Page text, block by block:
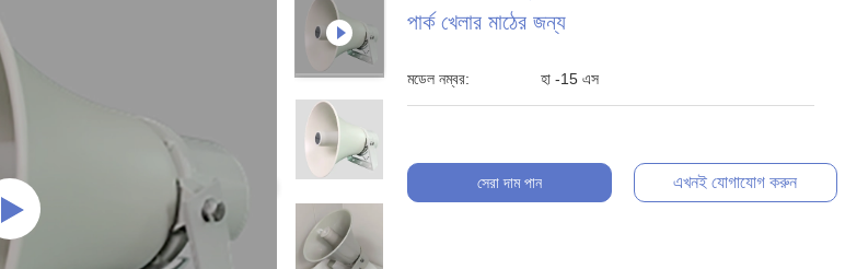
পার্ক খেলার মাঠের জন্য
মডেল নম্বর: হা -15 এস
সেরা দাম পান এখনই যোগাযোগ করুন